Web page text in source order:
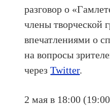
разговор о
члены творческой
впечатлениями о
на вопросы
черезTwitter.
2 мая в 18:00